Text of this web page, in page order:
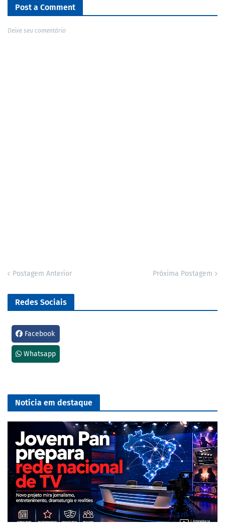
Post a Comment
Deixe seu comentário
Postagem Anterior Próxima Postagem
Redes Sociais
Facebook
Whatsapp
Notícia em destaque